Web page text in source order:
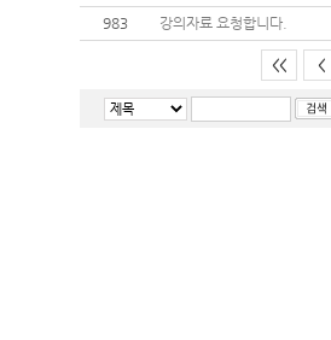
983
강의자료 요청합니다.
<< <